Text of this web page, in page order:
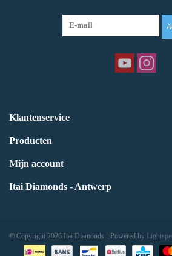
Klantenservice
Producten
Mijn account
Itai Diamonds - Antwerp
© Copyright 2026 Itai Diamonds - Powered by